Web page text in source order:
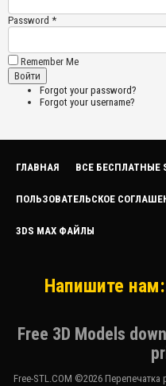
Password *
Remember Me
Forgot your password?
Forgot your username?
ГЛАВНАЯ ВСЕ БЕСПЛАТНЫЕ
ПОЛЬЗОВАТЕЛЬСКОЕ
3DS MAX ФАЙЛЫ
Напишите нам:
Free 3D Models
Free-STL.COM ©2026